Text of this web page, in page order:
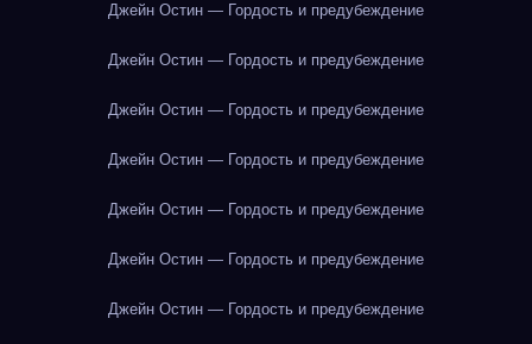
Джейн Остин — Гордость и предубеждение
Джейн Остин — Гордость и предубеждение
Джейн Остин — Гордость и предубеждение
Джейн Остин — Гордость и предубеждение
Джейн Остин — Гордость и предубеждение
Джейн Остин — Гордость и предубеждение
Джейн Остин — Гордость и предубеждение